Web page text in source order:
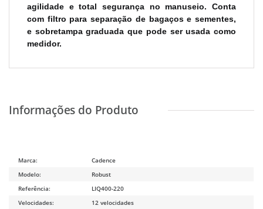
agilidade e total segurança no manuseio. Conta
com filtro para separação de bagaços e sementes,
e sobretampa graduada que pode ser usada como
medidor.
Marca:
Cadence
Modelo:
Robust
Referência:
LIQ400-220
Velocidades:
12 velocidades